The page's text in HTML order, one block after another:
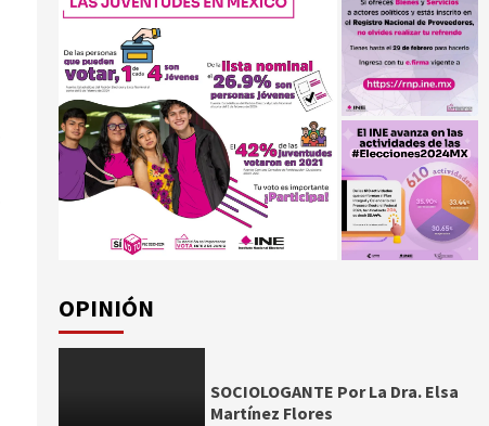
OPINIÓN
SOCIOLOGANTE Por La Dra. Elsa
Martínez Flores